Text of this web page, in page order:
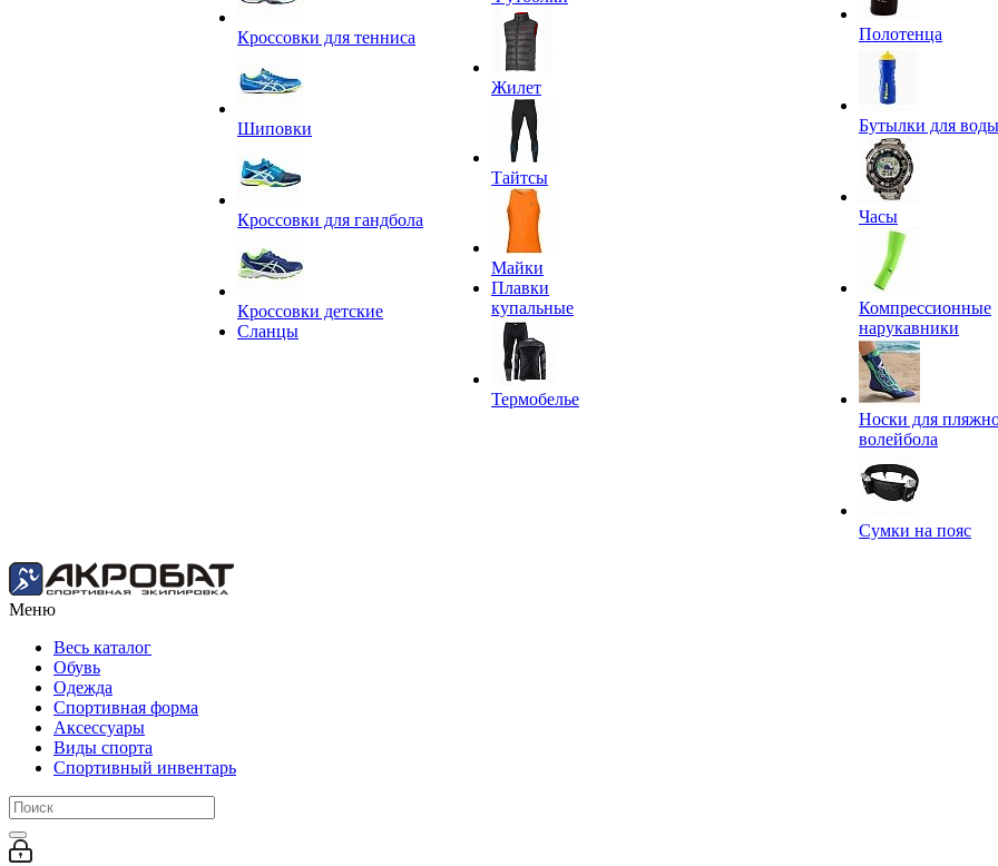
Кроссовки для тенниса
Шиповки
Кроссовки для гандбола
Кроссовки детские
Сланцы
Жилет
Тайтсы
Майки
Плавки
купальные
Термобелье
Полотенца
Бутылки для воды
Часы
Компрессионные
нарукавники
Носки для
волейбола
Сумки на пояс
Меню
Весь каталог
Обувь
Одежда
Спортивная форма
Аксессуары
Виды спорта
Спортивный инвентарь